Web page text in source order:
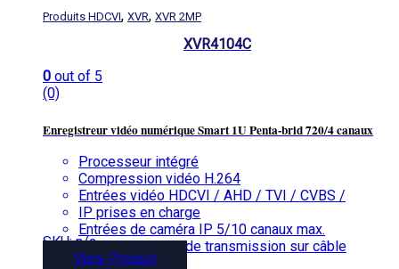
Produits HDCVI, XVR, XVR 2MP
XVR4104C
0 out of 5
(0)
Enregistreur vidéo numérique Smart 1U Penta-brid 720/4 canaux
Processeur intégré
Compression vidéo H.264
Entrées vidéo HDCVI / AHD / TVI / CVBS /
IP prises en charge
Entrées de caméra IP 5/10 canaux max.
Longue distance de transmission sur câble
coaxial
SKU: n/a
View Product